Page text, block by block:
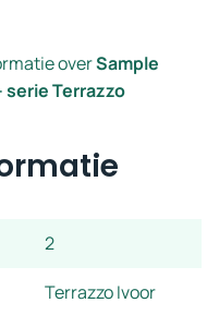
overSample
serie Terrazzo
2
Terrazzo Ivoor